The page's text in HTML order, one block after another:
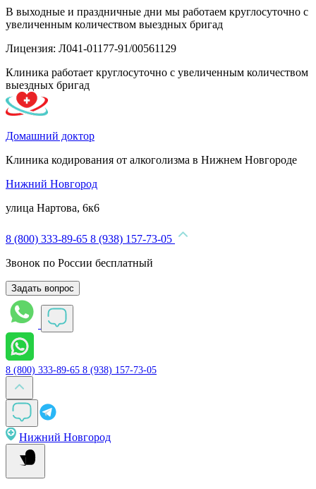
В выходные и праздничные дни мы работаем круглосуточно с
увеличенным количеством выездных бригад
Лицензия: Л041-01177-91/00561129
Клиника работает круглосуточно с увеличенным количеством
выездных бригад
Домашний доктор
Клиника кодирования от алкоголизма в Нижнем Новгороде
Нижний Новгород
улица Нартова, 6к6
8 (800) 333-89-65 8 (938) 157-73-05
Звонок по России бесплатный
Задать вопрос
8 (800) 333-89-65 8 (938) 157-73-05
Нижний Новгород